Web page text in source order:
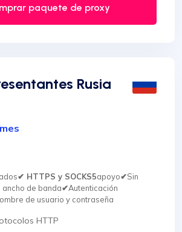
paquete de proxy
Rusia
✔ HTTPS y SOCKS5apoyo✔Sin
de banda✔Autenticación
de usuario y contraseña
HTTP